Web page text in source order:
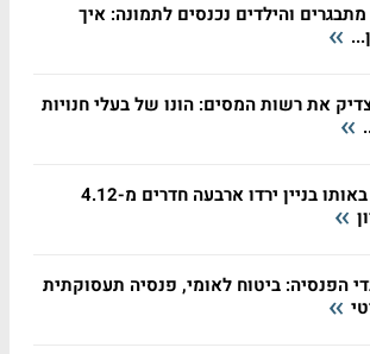
והילדים נכנסים לתמונה: איך
את רשות המסים: הונו של בעלי חנויות
תל בנימין: באותו בניין ירדו ארבעה חדרים מ-4.12
הפנסיה: ביטוח לאומי, פנסיה תעסוקתית